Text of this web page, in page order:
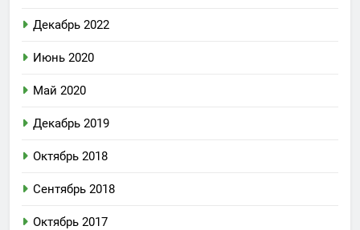
Декабрь 2022
Июнь 2020
Май 2020
Декабрь 2019
Октябрь 2018
Сентябрь 2018
Октябрь 2017